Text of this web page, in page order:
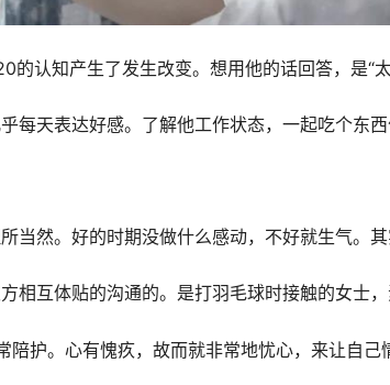
认知产生了发生改变。想用他的话回答，是“太
每天表达好感。了解他工作状态，一起吃个东西
当然。好的时期没做什么感动，不好就生气。
相互体贴的沟通的。是打羽毛球时接触的女士，
护。心有愧疚，故而就非常地忧心，来让自己